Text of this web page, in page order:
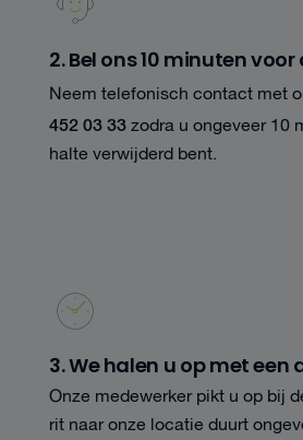
2. Bel ons 10 minuten
Neem telefonisch contact met
452 03 33zodra u ongeveer 10
halte verwijderd bent.
3. We halen u op met een
Onze medewerker pikt u op bij
rit naar onze locatie duurt